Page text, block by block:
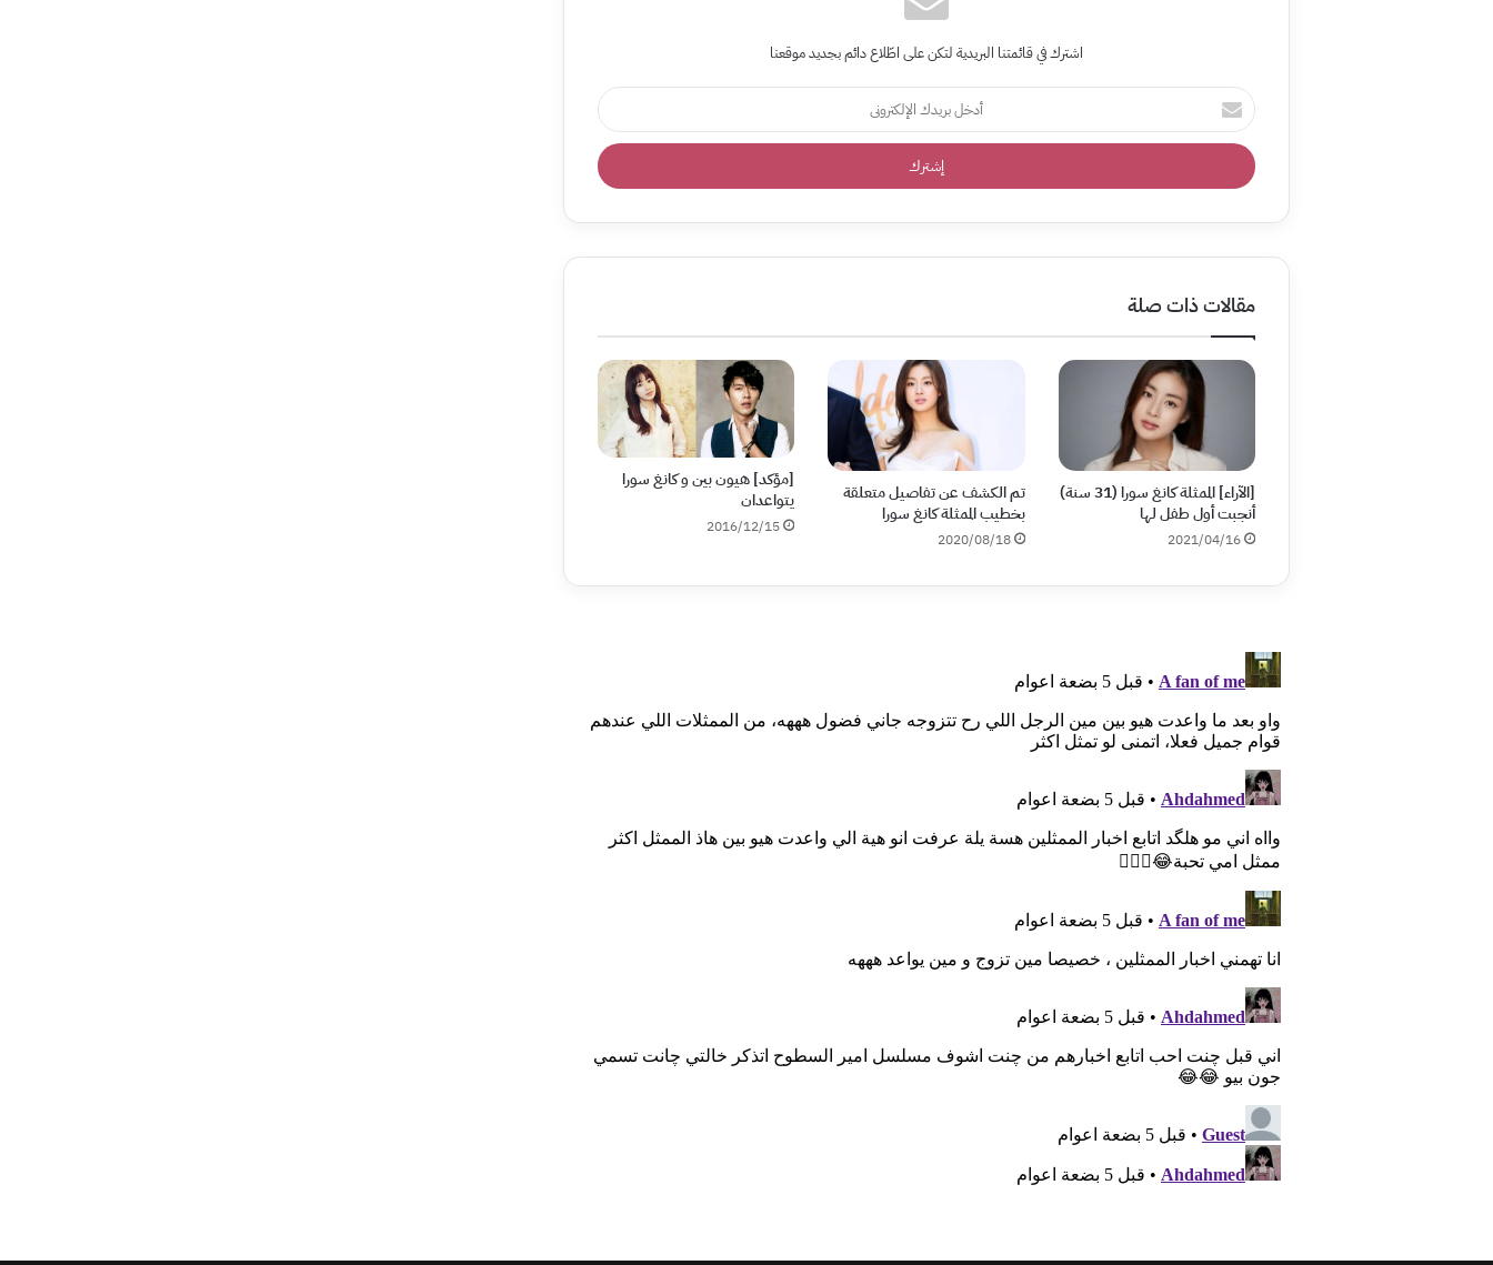
اشترك في قائمتنا البريدية لتكن على اطّلاع دائم بجديد موقعنا
أدخل
بريدك
الإلكتروني
مقالات ذات صلة
[الآراء] الممثلة كانغ سورا (31 سنة)
أنجبت أول طفل لها
2021/04/16
تم الكشف عن تفاصيل متعلقة
بخطيب الممثلة كانغ سورا
2020/08/18
[مؤكد] هيون بين و كانغ سورا
يتواعدان
2016/12/15